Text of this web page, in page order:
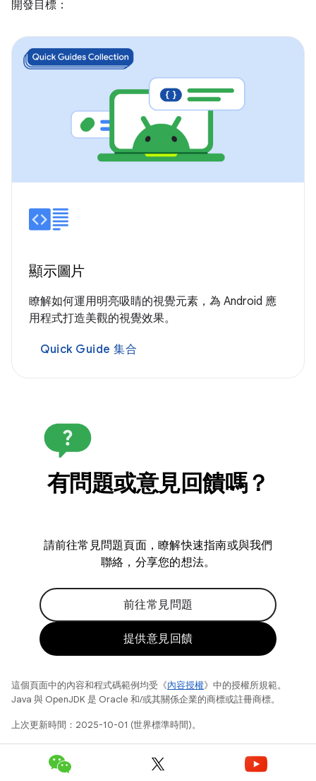
開發目標：
顯示圖片
瞭解如何運用明亮吸睛的視覺元素，為 Android 應
用程式打造美觀的視覺效果。
Quick Guide 集合
有問題或意見回饋嗎？
請前往常見問題頁面，瞭解快速指南或與我們
聯絡，分享您的想法。
前往常見問題
提供意見回饋
這個頁面中的內容和程式碼範例均受《內容授權》中的授權所規範。
Java 與 OpenJDK 是 Oracle 和/或其關係企業的商標或註冊商標。
上次更新時間：2025-10-01 (世界標準時間)。